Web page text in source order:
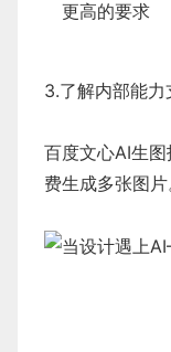
更高的要求
3.了解内部能力
百度文心AI生
费生成多张图片